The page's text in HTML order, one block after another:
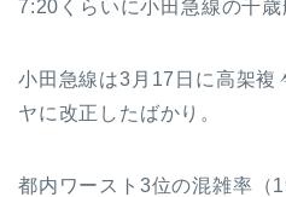
7:20くらいに小田急線の千歳
小田急線は3月17日に高架複
ヤに改正したばかり。
都内ワースト3位の混雑率（